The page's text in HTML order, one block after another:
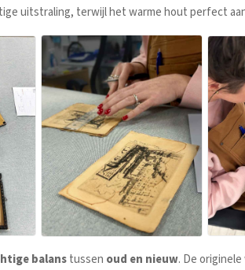
uitstraling, terwijl het warme hout perfect
balanstussen oud en nieuw. De